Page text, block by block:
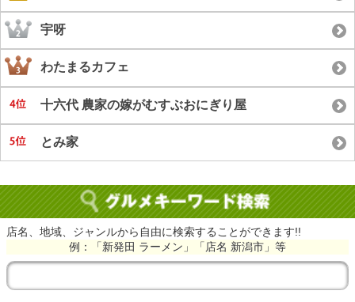
宇呀
わたまるカフェ
十六代 農家の嫁がむすぶおにぎり屋
とみ家
店名、地域、ジャンルから自由に検索することができます!!
例：「新発田 ラーメン」「店名 新潟市」等